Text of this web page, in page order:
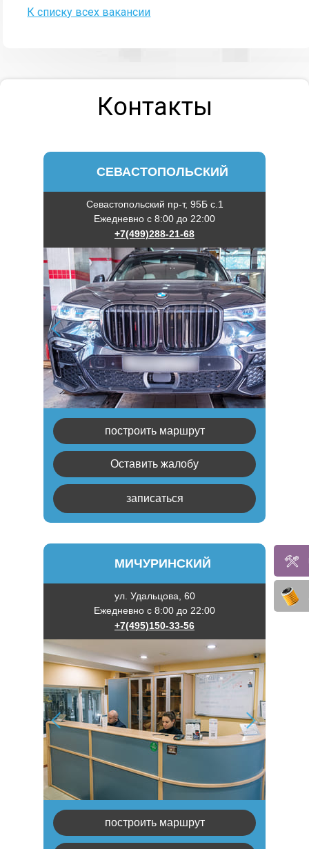
К списку всех вакансии
Контакты
СЕВАСТОПОЛЬСКИЙ
Севастопольский пр-т, 95Б с.1
Ежедневно с 8:00 до 22:00
+7(499)288-21-68
построить маршрут
Оставить жалобу
записаться
МИЧУРИНСКИЙ
ул. Удальцова, 60
Ежедневно с 8:00 до 22:00
+7(495)150-33-56
построить маршрут